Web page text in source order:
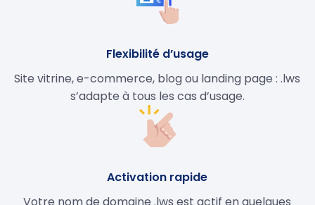
Flexibilité d’usage
Site vitrine, e-commerce, blog ou landing page : .lws
s’adapte à tous les cas d’usage.
Activation rapide
Votre nom de domaine .lws est actif en quelques